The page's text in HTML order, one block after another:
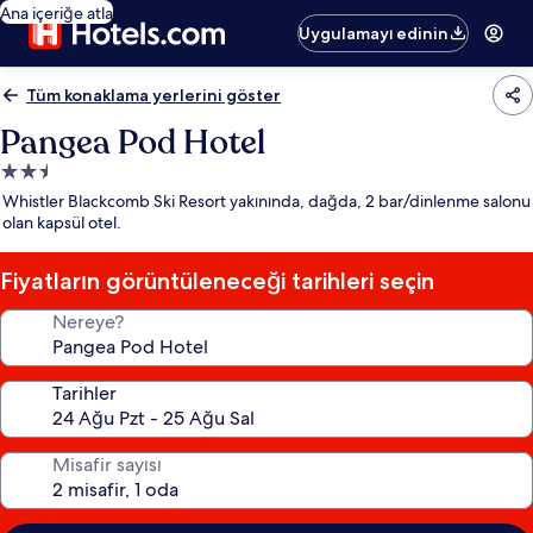
Ana içeriğe atla
Uygulamayı edinin
Tüm konaklama yerlerini göster
Pangea Pod Hotel
2.5
yıldızlı
konaklama
yeri
Whistler Blackcomb Ski Resort yakınında, dağda, 2 bar/dinlenme salonu
olan kapsül otel.
Fiyatların görüntüleneceği tarihleri seçin
Nereye?
Tarihler
Misafir sayısı